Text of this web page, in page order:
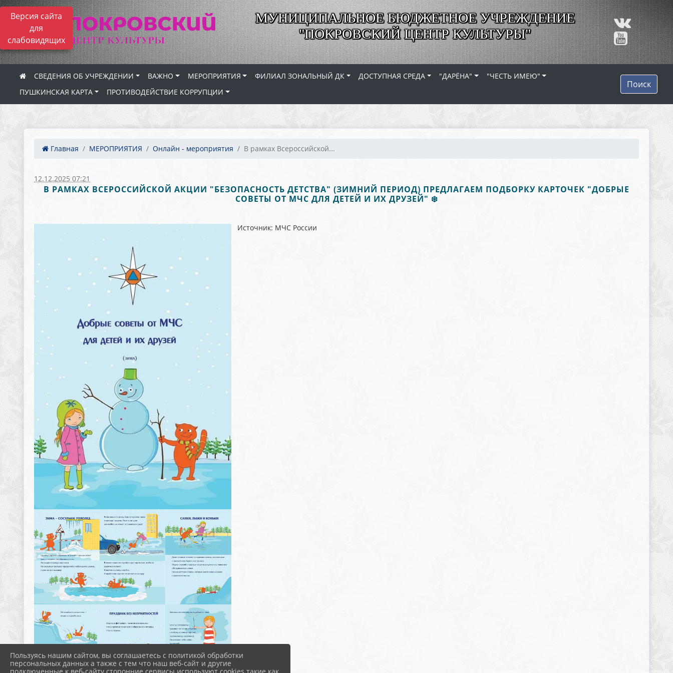
Версия сайта
для
слабовидящих
МУНИЦИПАЛЬНОЕ БЮДЖЕТНОЕ УЧРЕЖДЕНИЕ
"ПОКРОВСКИЙ ЦЕНТР КУЛЬТУРЫ"
СВЕДЕНИЯ ОБ УЧРЕЖДЕНИИ ВАЖНО МЕРОПРИЯТИЯ ФИЛИАЛ ЗОНАЛЬНЫЙ ДК ДОСТУПНАЯ СРЕДА "ДАРЁНА"
"ЧЕСТЬ ИМЕЮ"
ПУШКИНСКАЯ КАРТА
ПРОТИВОДЕЙСТВИЕ КОРРУПЦИИ
Поиск
Главная МЕРОПРИЯТИЯ Онлайн - мероприятия В рамках Всероссийской...
12.12.2025 07:21
В РАМКАХ ВСЕРОССИЙСКОЙ АКЦИИ "БЕЗОПАСНОСТЬ ДЕТСТВА" (ЗИМНИЙ ПЕРИОД) ПРЕДЛАГАЕМ ПОДБОРКУ КАРТОЧЕК "ДОБРЫЕ
СОВЕТЫ ОТ МЧС ДЛЯ ДЕТЕЙ И ИХ ДРУЗЕЙ" ❄️
Источник: МЧС России
Пользуясь нашим сайтом, вы соглашаетесь с политикой обработки
персональных данных а также с тем что наш веб-сайт и другие